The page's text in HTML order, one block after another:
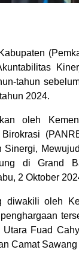
tahun
2024.
oleh
Sinergi,
di Grand
2 Oktober
diwakili oleh
Fuad
Camat